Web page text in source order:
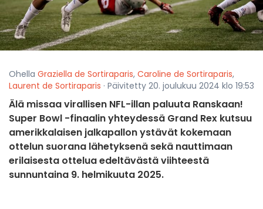
Ohella Graziella de Sortiraparis, Caroline de Sortiraparis,
Laurent de Sortiraparis · Päivitetty 20. joulukuu 2024 klo 19:53
Älä missaa virallisen NFL-illan paluuta Ranskaan!
Super Bowl -finaalin yhteydessä Grand Rex kutsuu
amerikkalaisen jalkapallon ystävät kokemaan
ottelun suorana lähetyksenä sekä nauttimaan
erilaisesta ottelua edeltävästä viihteestä
sunnuntaina 9. helmikuuta 2025.